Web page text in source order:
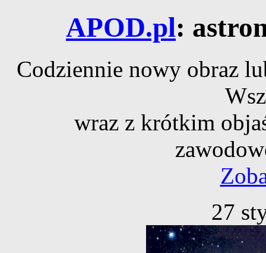
APOD.pl:
Codziennie nowy obraz
wraz z krótkim
27